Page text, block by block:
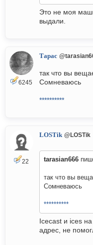
Это не моя
выдали.
6245
Тарас
так что вы
Сомневаюсь
**********
22
LOSTik @LOSTik
tarasian666
так что вы
Сомневаюсь
**********
Icecast и ices
адрес, не